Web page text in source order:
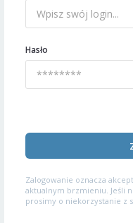
Hasło
Zalogowanie oznacza
aktualnym brzmieniu. Jeśli
prosimy o niekorzystanie z